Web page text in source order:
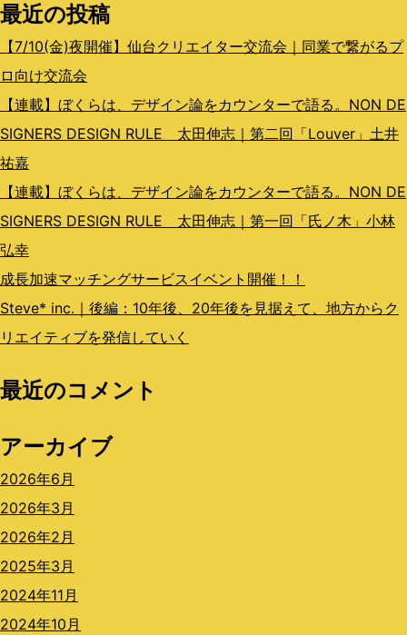
ン
最近の投稿
【7/10(金)夜開催】仙台クリエイター交流会｜同業で繋がるプ
ロ向け交流会
【連載】ぼくらは、デザイン論をカウンターで語る。NON DE
SIGNERS DESIGN RULE 太田伸志｜第二回「Louver」土井
祐嘉
【連載】ぼくらは、デザイン論をカウンターで語る。NON DE
SIGNERS DESIGN RULE 太田伸志｜第一回「氏ノ木」小林
弘幸
成長加速マッチングサービスイベント開催！！
Steve* inc.｜後編：10年後、20年後を見据えて、地方からク
リエイティブを発信していく
最近のコメント
アーカイブ
2026年6月
2026年3月
2026年2月
2025年3月
2024年11月
2024年10月